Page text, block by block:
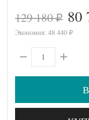
129 180₽ 80
Экономия: 48 440 ₽